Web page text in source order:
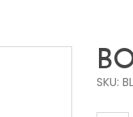
SKU: